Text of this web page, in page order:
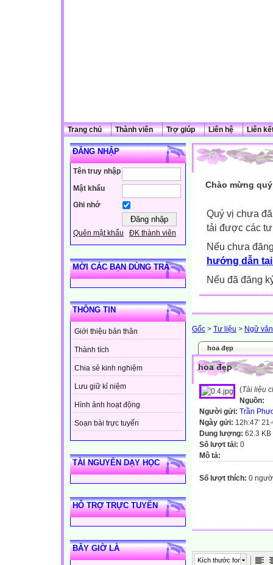
Trang chủ Thành viên Trợ giúp Liên hệ Liên
ĐĂNG NHẬP
Tên truy nhập
Mật khẩu
Ghi nhớ
Quên mật khẩu ĐK thành viên
MỜI CÁC BẠN DÙNG TRÀ
THÔNG TIN
Giới thiệu bản thân
Thành tích
Chia sẻ kinh nghiệm
Lưu giữ kỉ niệm
Hình ảnh hoạt động
Soạn bài trực tuyến
TÀI NGUYÊN DẠY HỌC
HỖ TRỢ TRỰC TUYẾN
BÂY GIỜ LÀ
Chào mừng
Quý vị chưa
tải được các
Nếu chưa
hướng dẫn
Nếu đã đăng
Gốc > Tư liệu > Ngữ văn
hoa đẹp
hoa đẹp
(Tài liệu
Nguồn:
Người gửi: Trần
Ngày gửi: 12h:47'
Dung lượng: 62.3 KB
Số lượt tải: 0
Mô tả:
Số lượt thích: 0
Kích thước font